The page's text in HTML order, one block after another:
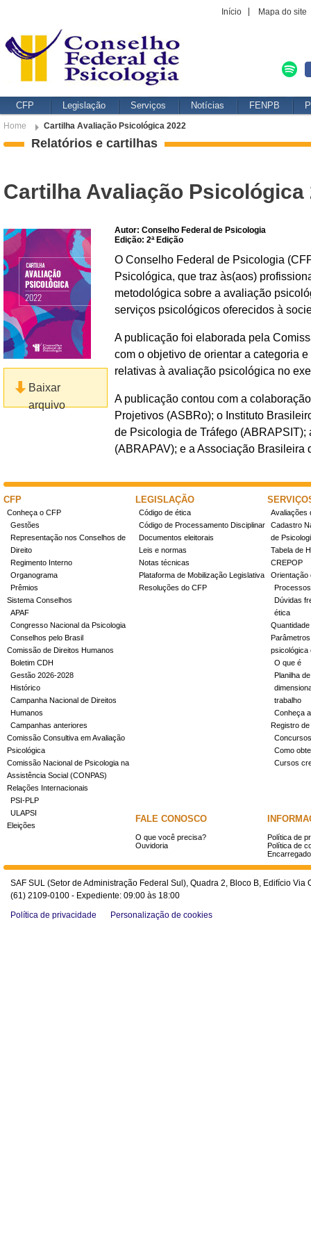
Início Mapa do site
CFP Legislação Serviços Notícias FENPB
Home Cartilha Avaliação Psicológica 2022
Relatórios e cartilhas
Cartilha Avaliação Psicológica
Baixar
arquivo
Autor: Conselho Federal de Psicologia
Edição: 2ª Edição
O Conselho Federal de Psicologia
Psicológica, que traz às(aos)
metodológica sobre a avaliação
serviços psicológicos oferecidos à
A publicação foi elaborada pela
com o objetivo de orientar a categoria
relativas à avaliação psicológica no
A publicação contou com a
Projetivos (ASBRo); o Instituto
de Psicologia de Tráfego
(ABRAPAV); e a Associação
CFP
Conheça o CFP
Gestões
Representação nos Conselhos de
Direito
Regimento Interno
Organograma
Prêmios
Sistema Conselhos
APAF
Congresso Nacional da Psicologia
Conselhos pelo Brasil
Comissão de Direitos Humanos
Boletim CDH
Gestão 2026-2028
Histórico
Campanha Nacional de Direitos
Humanos
Campanhas anteriores
Comissão Consultiva em Avaliação
Psicológica
Comissão Nacional de Psicologia na
Assistência Social (CONPAS)
Relações Internacionais
PSI-PLP
ULAPSI
Eleições
LEGISLAÇÃO
Código de ética
Código de Processamento Disciplinar
Documentos eleitorais
Leis e normas
Notas técnicas
Plataforma de Mobilização Legislativa
Resoluções do CFP
Avaliações
Cadastro
de
Tabela de
CREPOP
Orientação
Dúvidas
ética
psicológica
O que é
Planilha
trabalho
Conheça
Registro
Concursos
Como
Cursos
FALE CONOSCO
O que você precisa?
Ouvidoria
Política de
Política de
SAF SUL (Setor de Administração Federal Sul), Quadra 2, Bloco B, Edifício
(61) 2109-0100 - Expediente: 09:00 às 18:00
Política de privacidade
Personalização de cookies